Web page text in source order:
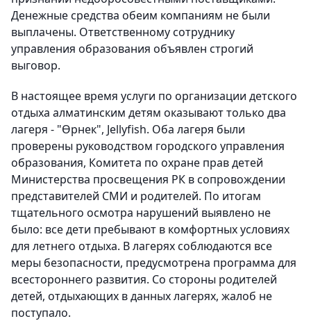
Денежные средства обеим компаниям не были
выплачены. Ответственному сотруднику
управления образования объявлен строгий
выговор.
В настоящее время услуги по организации детского
отдыха алматинским детям оказывают только два
лагеря - "Өрнек", Jellyfish. Оба лагеря были
проверены руководством городского управления
образования, Комитета по охране прав детей
Министерства просвещения РК в сопровождении
представителей СМИ и родителей. По итогам
тщательного осмотра нарушений выявлено не
было: все дети пребывают в комфортных условиях
для летнего отдыха. В лагерях соблюдаются все
меры безопасности, предусмотрена программа для
всестороннего развития. Со стороны родителей
детей, отдыхающих в данных лагерях, жалоб не
поступало.